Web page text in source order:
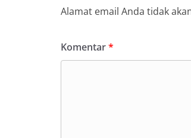
Alamat email Anda tidak
Komentar*